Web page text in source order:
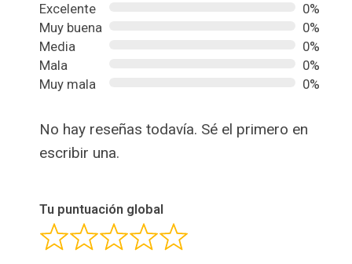
Excelente
0%
Muy buena
0%
Media
0%
Mala
0%
Muy mala
0%
No hay reseñas todavía. Sé el primero en
escribir una.
Tu puntuación global